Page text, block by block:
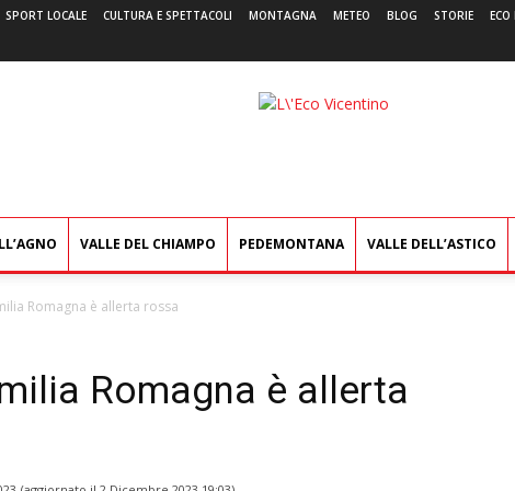
SPORT LOCALE CULTURA E SPETTACOLI MONTAGNA METEO BLOG STORIE ECO
L'Eco
VALLE DEL CHIAMPO PEDEMONTANA VALLE DELL’ASTICO
Romagna è allerta rossa
Romagna è allerta